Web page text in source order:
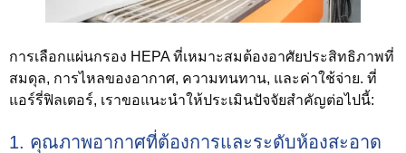
การเลือกแผ่นกรอง HEPA ที่เหมาะสมต้องอาศัยประสิทธิภาพที่
สมดุล, การไหลของอากาศ, ความทนทาน, และค่าใช้จ่าย. ที่
แอร์รี่ฟิลเตอร์, เราขอแนะนำให้ประเมินปัจจัยสำคัญต่อไปนี้:
1. คุณภาพอากาศที่ต้องการและระดับห้องสะอาด